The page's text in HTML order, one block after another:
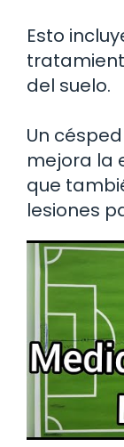
Esto
del suelo.
Un
mejora la
que
lesiones